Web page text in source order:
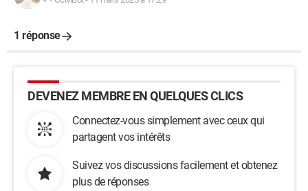
1 réponse
DEVENEZ MEMBRE EN QUELQUES CLICS
Connectez-vous simplement avec ceux qui
partagent vos intérêts
Suivez vos discussions facilement et obtenez
plus de réponses